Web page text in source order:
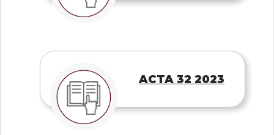
ACTA 32 2023